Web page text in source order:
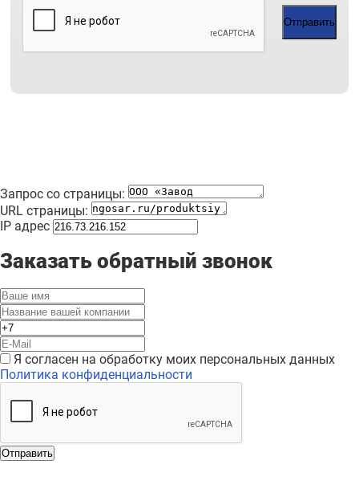
Отправить
Запрос со страницы:
URL страницы:
IP адрес
Заказать обратный звонок
Я согласен на обработку моих персональных данных
Политика конфиденциальности
Отправить